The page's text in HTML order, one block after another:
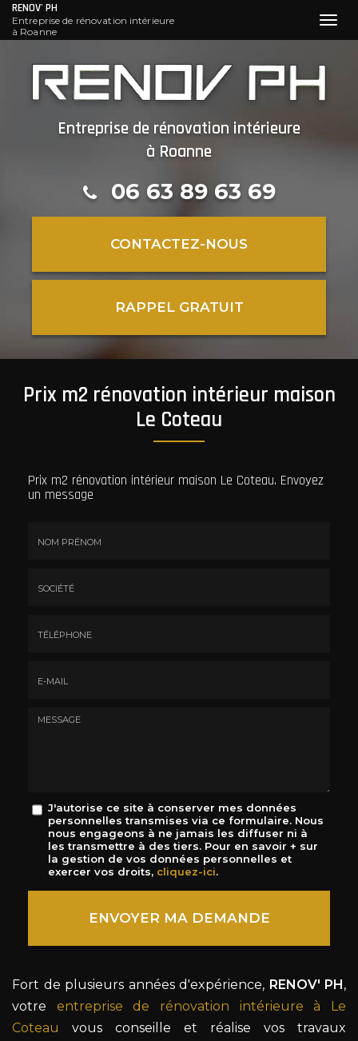
contenu
RENOV' PH
Entreprise de rénovation intérieure
à Roanne
Entreprise de rénovation intérieure
à Roanne
06 63 89 63 69
CONTACTEZ-NOUS
RAPPEL GRATUIT
Prix m2 rénovation intérieur maison
Le Coteau
Prix m2 rénovation intérieur maison Le Coteau. Envoyez
un message
Message
J'autorise ce site à conserver mes données
personnelles transmises via ce formulaire. Nous
nous engageons à ne jamais les diffuser ni à
les transmettre à des tiers. Pour en savoir + sur
la gestion de vos données personnelles et
exercer vos droits, cliquez-ici.
Acceptation
ENVOYER MA DEMANDE
Fort de plusieurs années d'expérience, RENOV' PH ,
votre entreprise de rénovation intérieure à Le
Coteau
vous conseille et réalise vos travaux